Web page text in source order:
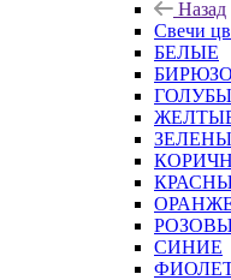
Назад
Свечи
БЕЛЫЕ
СИНИЕ